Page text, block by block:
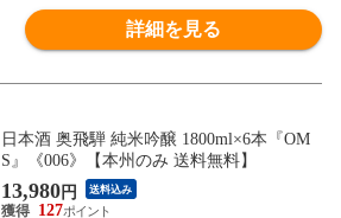
詳細を見る
日本酒 奥飛騨 純米吟醸 1800ml×6本『OM
S』《006》【本州のみ 送料無料】
13,980円 送料込み
127